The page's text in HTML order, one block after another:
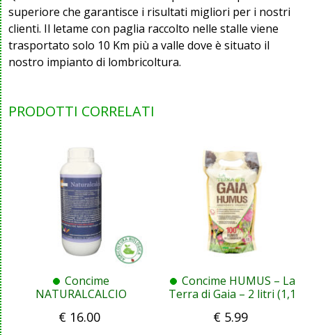
superiore che garantisce i risultati migliori per i nostri
clienti. Il letame con paglia raccolto nelle stalle viene
trasportato solo 10 Km più a valle dove è situato il
nostro impianto di lombricoltura.
PRODOTTI CORRELATI
Concime
NATURALCALCIO
e fruttificazione 3ERRRE
€16.00
Concime HUMUS – La
Terra di Gaia – 2 litri (1,1
€ 5.99